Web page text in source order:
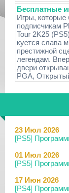
Бесплатные
Игры, которые
подписчикам
Tour 2K25
куется слава
престижной
легендам.
двери
PGA,
23 Июл 2026
[PS5]
01 Июл 2026
[PS5]
17 Июн 2026
[PS4]